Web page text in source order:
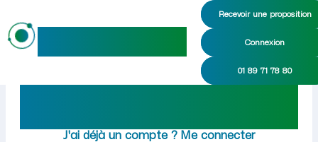
Recevoir une proposition
Connexion
01 89 71 78 80
Emploi à Collonges (Ain) :
Rejoindre maideoà
J'ai déjà un compte ? Me connecter